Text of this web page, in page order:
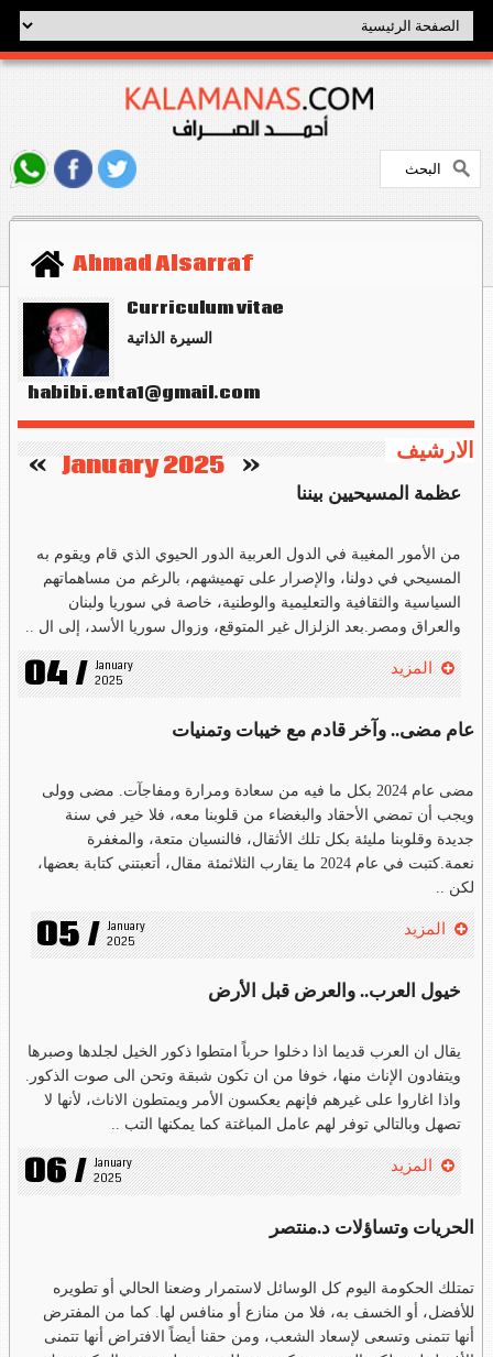
Ahmad Alsarraf
Curriculum vitae
السيرة الذاتية
habibi.enta1@gmail.com
الارشيف «
January 2025
»
عظمة المسيحيين بيننا
من الأمور المغيبة في الدول العربية الدور الحيوي الذي قام ويقوم به
المسيحي في دولنا، والإصرار على تهميشهم، بالرغم من مساهماتهم
السياسية والثقافية والتعليمية والوطنية، خاصة في سوريا ولبنان
والعراق ومصر.بعد الزلزال غير المتوقع، وزوال سوريا الأسد، إلى ال ..
04 / January
2025
المزيد
عام مضى.. وآخر قادم مع خيبات وتمنيات
مضى عام 2024 بكل ما فيه من سعادة ومرارة ومفاجآت. مضى وولى
ويجب أن تمضي الأحقاد والبغضاء من قلوبنا معه، فلا خير في سنة
جديدة وقلوبنا مليئة بكل تلك الأثقال، فالنسيان متعة، والمغفرة
نعمة.كتبت في عام 2024 ما يقارب الثلاثمئة مقال، أتعبتني كتابة بعضها،
لكن ..
05 / January
2025
المزيد
خيول العرب.. والعرض قبل الأرض
يقال ان العرب قديما اذا دخلوا حرباً امتطوا ذكور الخيل لجلدها وصبرها
ويتفادون الإناث منها، خوفا من ان تكون شبقة وتحن الى صوت الذكور.
واذا اغاروا على غيرهم فإنهم يعكسون الأمر ويمتطون الاناث، لأنها لا
تصهل وبالتالي توفر لهم عامل المباغتة كما يمكنها التب ..
06 / January
2025
المزيد
الحريات وتساؤلات د.منتصر
تمتلك الحكومة اليوم كل الوسائل لاستمرار وضعنا الحالي أو تطويره
للأفضل، أو الخسف به، فلا من منازع أو منافس لها. كما من المفترض
أنها تتمنى وتسعى لإسعاد الشعب، ومن حقنا أيضاً الافتراض أنها تتمنى